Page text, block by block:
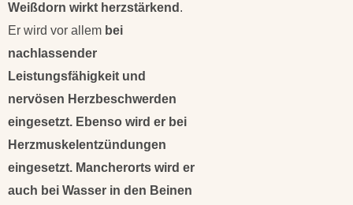
Weißdorn wirkt herzstärkend .
Er wird vor allem bei
nachlassender
Leistungsfähigkeit und
nervösen Herzbeschwerden
eingesetzt. Ebenso wird er bei
Herzmuskelentzündungen
eingesetzt. Mancherorts wird er
auch bei Wasser in den Beinen